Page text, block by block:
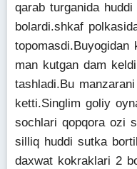
qarab turganida
bolardi.shkaf
topomasdi.Buyogidan
man kutgan dam
tashladi.Bu
ketti.Singlim goliy
sochlari qopqora ozi
silliq huddi sutka
daxwat kokraklari 2